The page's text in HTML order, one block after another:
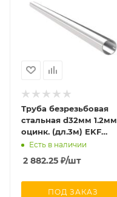
Труба безрезьбовая
стальная d32мм 1.2мм
оцинк. (дл.3м) EKF
ST323000-1.2
Есть в наличии
2 882.25 ₽/шт
ПОД ЗАКАЗ